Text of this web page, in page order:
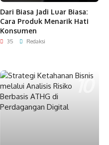
Dari Biasa Jadi Luar Biasa:
Cara Produk Menarik Hati
Konsumen
35 Redaksi